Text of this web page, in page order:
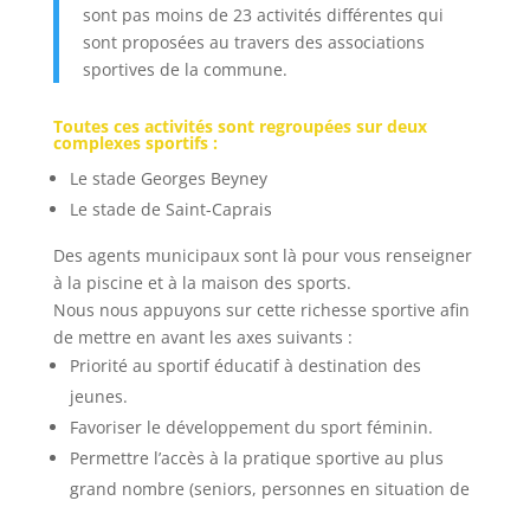
sont pas moins de 23 activités différentes qui
sont proposées au travers des associations
sportives de la commune.
Toutes ces activités sont regroupées sur deux
complexes sportifs :
Le stade Georges Beyney
Le stade de Saint-Caprais
Des agents municipaux sont là pour vous renseigner
à la piscine et à la maison des sports.
Nous nous appuyons sur cette richesse sportive afin
de mettre en avant les axes suivants :
Priorité au sportif éducatif à destination des
jeunes.
Favoriser le développement du sport féminin.
Permettre l’accès à la pratique sportive au plus
grand nombre (seniors, personnes en situation de